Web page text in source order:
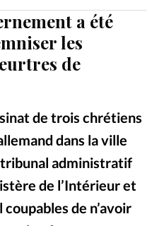
Politique
Religions
a été
les
de
de trois chrétiens
dans la ville
administratif
de l’Intérieur et
de n’avoir